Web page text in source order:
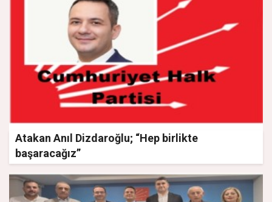
Atakan Anıl Dizdaroğlu; “Hep birlikte
başaracağız”